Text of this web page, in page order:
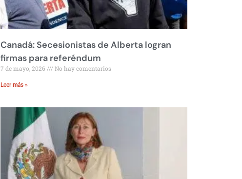
Canadá: Secesionistas de Alberta logran
firmas para referéndum
7 de mayo, 2026 No hay comentarios
Leer más »